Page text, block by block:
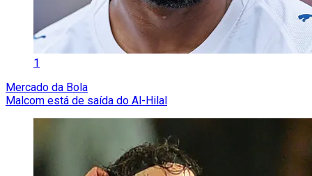
1
Mercado da Bola
Malcom está de saída do Al-Hilal